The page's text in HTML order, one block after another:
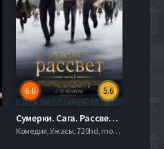
5.6
6.6
Сумерки. Сага. Рассвет: Часть 2 (2012)
Комедия, Ужасы, 720hd, mobilen, , Слайдер